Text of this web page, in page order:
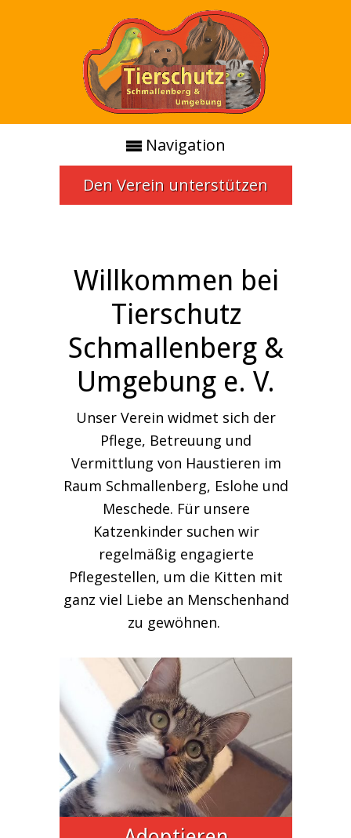
Navigation
Den Verein unterstützen
Willkommen bei
Tierschutz
Schmallenberg &
Umgebung e. V.
Unser Verein widmet sich der
Pflege, Betreuung und
Vermittlung von Haustieren im
Raum Schmallenberg, Eslohe und
Meschede. Für unsere
Katzenkinder suchen wir
regelmäßig engagierte
Pflegestellen, um die Kitten mit
ganz viel Liebe an Menschenhand
zu gewöhnen.